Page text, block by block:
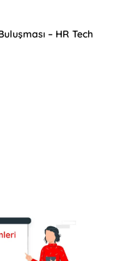
– HR Tech